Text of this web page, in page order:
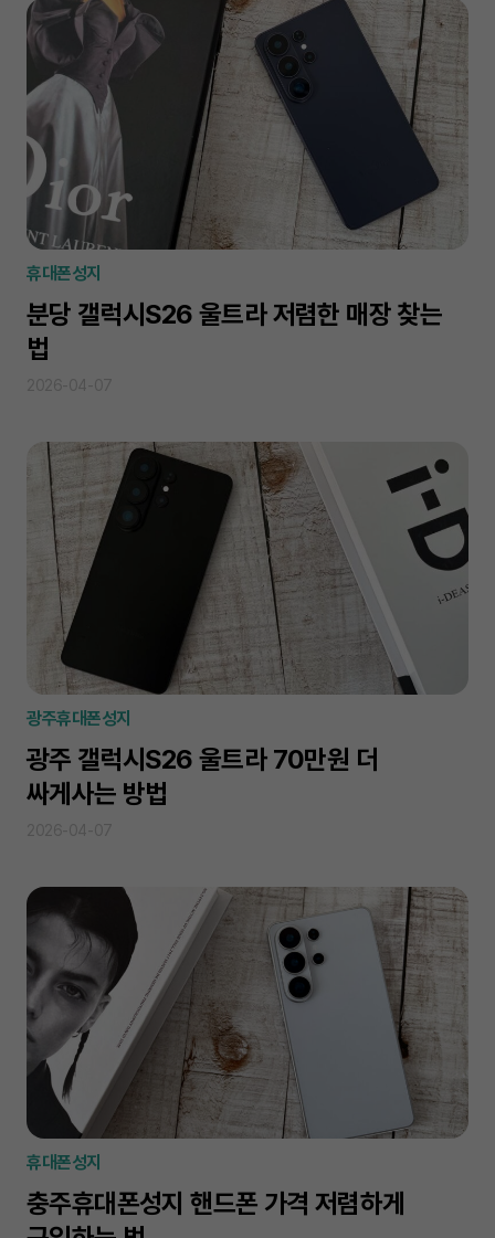
휴대폰성지
분당 갤럭시S26 울트라 저렴한 매장 찾는
법
광주휴대폰성지
광주 갤럭시S26 울트라 70만원 더
싸게사는 방법
휴대폰성지
충주휴대폰성지 핸드폰 가격 저렴하게